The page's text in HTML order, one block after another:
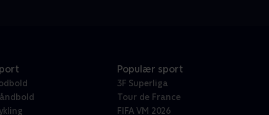
Populær sport
3F Superliga
Tour de France
FIFA VM 2026